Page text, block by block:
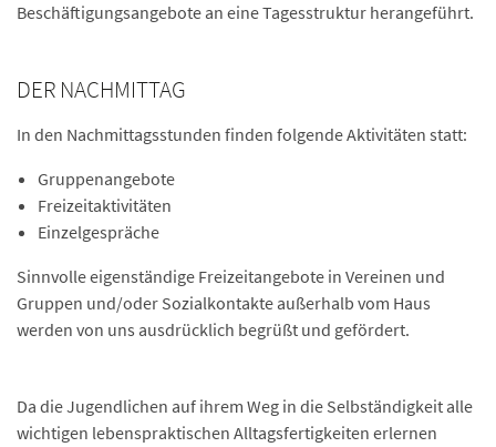
Beschäftigungsangebote an eine Tagesstruktur herangeführt.
DER NACHMITTAG
In den Nachmittagsstunden finden folgende Aktivitäten statt:
Gruppenangebote
Freizeitaktivitäten
Einzelgespräche
Sinnvolle eigenständige Freizeitangebote in Vereinen und
Gruppen und/oder Sozialkontakte außerhalb vom Haus
werden von uns ausdrücklich begrüßt und gefördert.
Da die Jugendlichen auf ihrem Weg in die Selbständigkeit alle
wichtigen lebenspraktischen Alltagsfertigkeiten erlernen